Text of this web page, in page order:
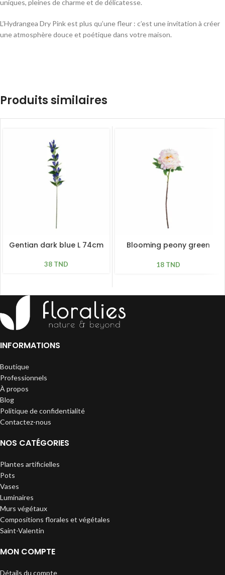
uniques, pleines de charme et de délicatesse.
L’Hydrangea Dry Pink est plus qu’une fleur : c’est une invitation à créer
une atmosphère douce et poétique dans votre maison.
Produits similaires
Gentian dark blue L 74cm
38 TND
Blooming peony green
18 TND
INFORMATIONS
Boutique
Professionnels
À propos
Blog
Politique de confidentialité
Contactez-nous
NOS CATÉGORIES
Plantes artificielles
Pots
Vases
Luminaires
Murs végétaux
Compositions florales et végétales
Saint-Valentin
MON COMPTE
Détails du compte